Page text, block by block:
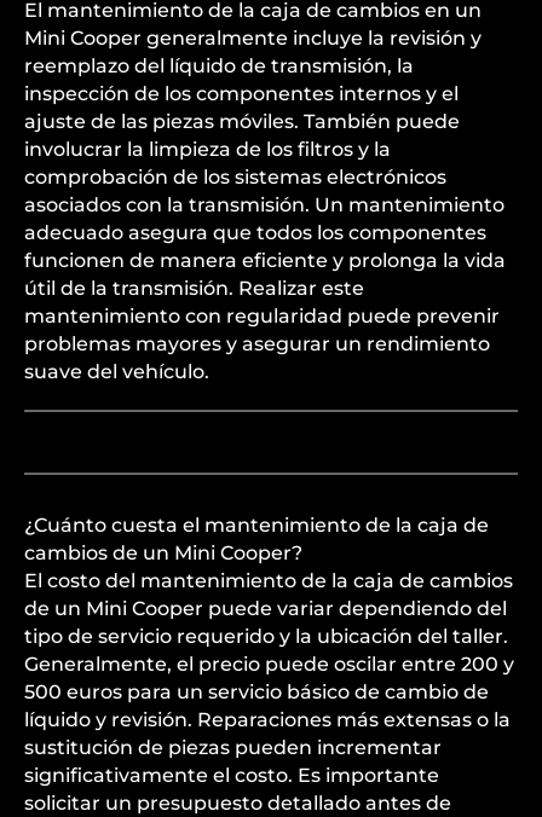
El mantenimiento de la caja de cambios en un
Mini Cooper generalmente incluye la revisión y
reemplazo del líquido de transmisión, la
inspección de los componentes internos y el
ajuste de las piezas móviles. También puede
involucrar la limpieza de los filtros y la
comprobación de los sistemas electrónicos
asociados con la transmisión. Un mantenimiento
adecuado asegura que todos los componentes
funcionen de manera eficiente y prolonga la vida
útil de la transmisión. Realizar este
mantenimiento con regularidad puede prevenir
problemas mayores y asegurar un rendimiento
suave del vehículo.
¿Cuánto cuesta el mantenimiento de la caja de
cambios de un Mini Cooper?
El costo del mantenimiento de la caja de cambios
de un Mini Cooper puede variar dependiendo del
tipo de servicio requerido y la ubicación del taller.
Generalmente, el precio puede oscilar entre 200 y
500 euros para un servicio básico de cambio de
líquido y revisión. Reparaciones más extensas o la
sustitución de piezas pueden incrementar
significativamente el costo. Es importante
solicitar un presupuesto detallado antes de